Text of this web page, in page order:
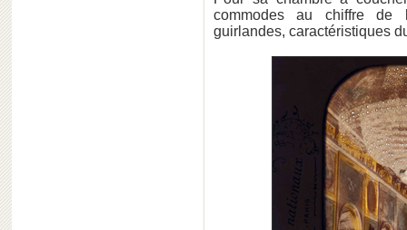
commodes au chiffre de
guirlandes, caractéristiques